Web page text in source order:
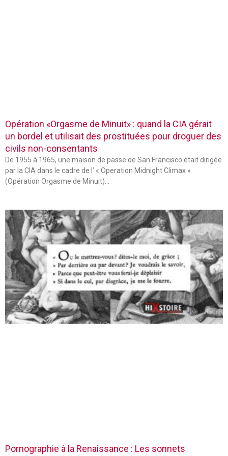
Opération «Orgasme de Minuit» : quand la CIA gérait
un bordel et utilisait des prostituées pour droguer des
civils non-consentants
De 1955 à 1965, une maison de passe de San Francisco était dirigée
par la CIA dans le cadre de l’ « Operation Midnight Climax »
(Opération Orgasme de Minuit)…
Pornographie à la Renaissance : Les sonnets